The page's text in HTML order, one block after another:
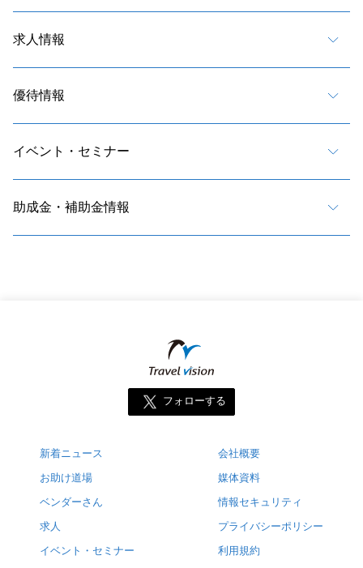
求人情報
優待情報
イベント・セミナー
助成金・補助金情報
フォローする
新着ニュース
お助け道場
ベンダーさん
求人
イベント・セミナー
会社概要
媒体資料
情報セキュリティ
プライバシーポリシー
利用規約